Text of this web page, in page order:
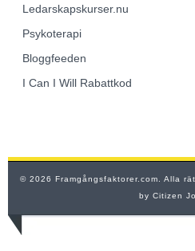
Ledarskapskurser.nu
Psykoterapi
Bloggfeeden
I Can I Will Rabattkod
© 2026 Framgångsfaktorer.com. Alla
by Citizen